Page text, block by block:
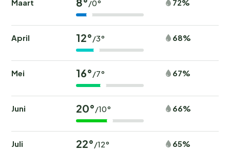
Maart /0° 72%
April 12°/3° 68%
Mei 16°/7° 67%
Juni 20°/10° 66%
Juli 22°/12° 65%